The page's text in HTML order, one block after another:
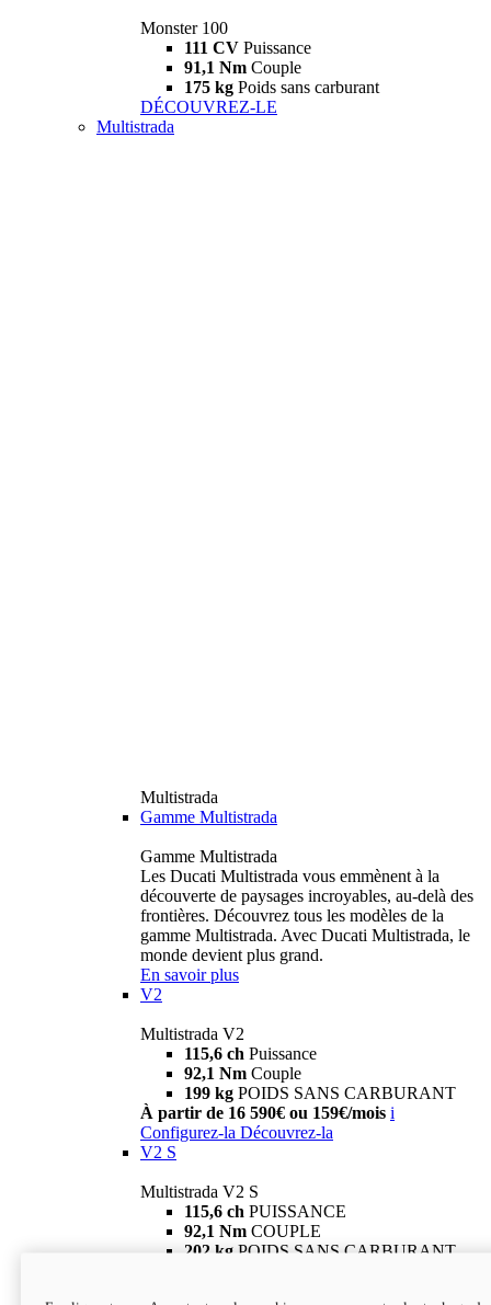
Monster 100
111 CV Puissance
91,1 Nm Couple
175 kg Poids sans carburant
DÉCOUVREZ-LE
Multistrada
Multistrada
Gamme Multistrada
Gamme Multistrada
Les Ducati Multistrada vous emmènent à la
découverte de paysages incroyables, au-delà des
frontières. Découvrez tous les modèles de la
gamme Multistrada. Avec Ducati Multistrada, le
monde devient plus grand.
En savoir plus
V2
Multistrada V2
115,6 ch Puissance
92,1 Nm Couple
199 kg POIDS SANS CARBURANT
À partir de 16 590€ ou 159€/mois i
Configurez-la Découvrez-la
V2 S
Multistrada V2 S
115,6 ch PUISSANCE
92,1 Nm COUPLE
202 kg POIDS SANS CARBURANT